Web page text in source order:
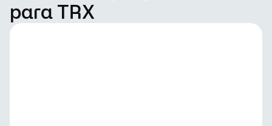
para TRX